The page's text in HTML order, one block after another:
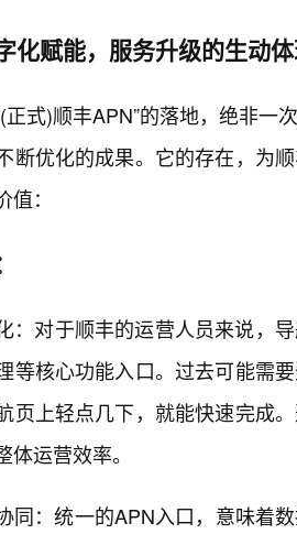
化赋能，服务升级的生动
正式)顺丰APN”的落地，绝非一
断优化的成果。它的存在，为
：
：对于顺丰的运营人员来说，
等核心功能入口。过去可能需
页上轻点几下，就能快速完成
运营效率。
同：统一的APN入口，意味着